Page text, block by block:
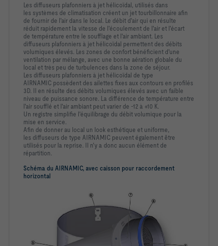
Schéma du AIRNAMIC, avec caisson pour raccordement
horizontal
Les diffuseurs plafonniers à jet hélicoïdal, utilisés dans
les systèmes de climatisation créent un jet tourbillonnaire afin
de fournir de l'air dans le local. Le débit d'air qui en résulte
réduit rapidement la vitesse de l'écoulement de l'air et l'écart
de température entre le soufflage et l'air ambiant. Les
diffuseurs plafonniers à jet hélicoïdal permettent des débits
volumiques élevés. Les zones de confort bénéficient d'une
ventilation par mélange, avec une bonne aération globale du
local et très peu de turbulences dans la zone de séjour.
Les diffuseurs plafonniers à jet hélicoïdal de type
AIRNAMIC possèdent des ailettes fixes aux contours en profilés
3D. Il en résulte des débits volumiques élevés avec un faible
niveau de puissance sonore. La différence de température entre
l'air soufflé et l'air ambiant peut varier de -12 à +10 K.
Un registre simplifie l'équilibrage du débit volumique pour la
mise en service.
Afin de donner au local un look esthétique et uniforme,
les diffuseurs de type AIRNAMIC peuvent également être
utilisés pour la reprise. Il n'y a donc aucun élément de
répartition.